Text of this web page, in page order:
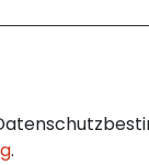
.